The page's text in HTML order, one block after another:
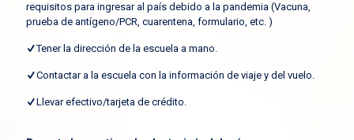
requisitos para ingresar al país debido a la pandemia (Vacuna,
prueba de antígeno/PCR, cuarentena, formulario, etc. )
Tener la dirección de la escuela a mano.
Contactar a la escuela con la información de viaje y del vuelo.
Llevar efectivo/tarjeta de crédito.